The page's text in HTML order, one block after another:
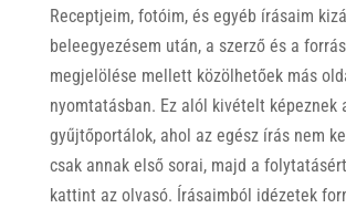
Receptjeim, fotóim, és egyéb írásaim
beleegyezésem után, a szerző és a
megjelölése mellett közölhetőek más
nyomtatásban. Ez alól kivételt képeznek
gyűjtőportálok, ahol az egész írás nem
csak annak első sorai, majd a
kattint az olvasó. Írásaimból idézetek